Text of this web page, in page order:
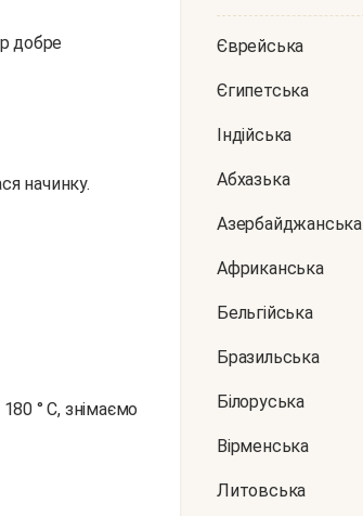
добре
начинку.
° С, знімаємо
Єврейська
Єгипетська
Індійська
Абхазька
Азербайджанська
Африканська
Бельгійська
Бразильська
Білоруська
Вірменська
Литовська